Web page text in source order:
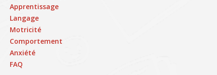
Apprentissage
Langage
Motricité
Comportement
Anxiété
FAQ